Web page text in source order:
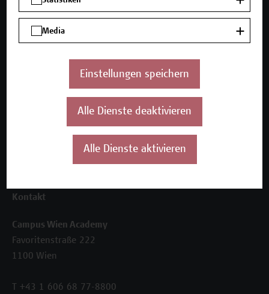
Unser Angebot
Seminare und Zertifikatsprogramme
Die Campus Wien Academy
Kontakt
Campus Wien Academy
Favoritenstraße 222
1100 Wien
T +43 1 606 68 77-8800
Media
Einstellungen speichern
Alle Dienste deaktivieren
Alle Dienste aktivieren